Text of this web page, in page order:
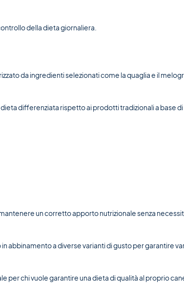
della dieta giornaliera.
da ingredienti selezionati come la quaglia e il
differenziata rispetto ai prodotti tradizionali a base
un corretto apporto nutrizionale senza
abbinamento a diverse varianti di gusto per garantire
per chi vuole garantire una dieta di qualità al proprio